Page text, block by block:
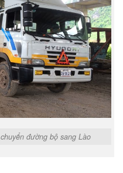
đường bộ sang Lào